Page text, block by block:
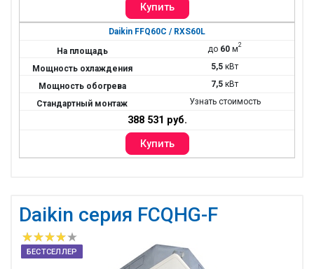
Daikin FFQ60C / RXS60L
до 60 м2
5,5 кВт
7,5 кВт
Узнать стоимость
388 531 руб.
Daikin серия FCQHG-F
БЕСТСЕЛЛЕР